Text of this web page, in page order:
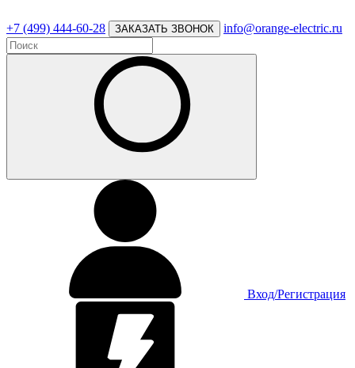
+7 (499) 444-60-28 ЗАКАЗАТЬ ЗВОНОК info@orange-electric.ru
Вход/Регистрация